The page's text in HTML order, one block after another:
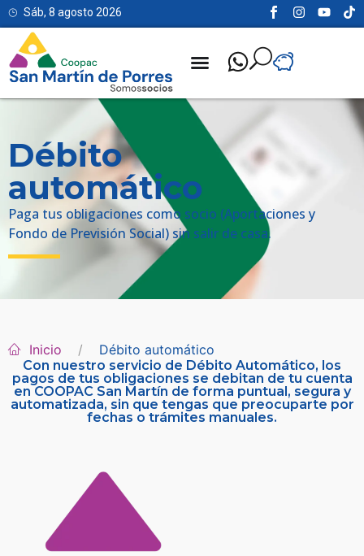
Sáb, 8 agosto 2026
Débito
automático
Paga tus obligaciones como socio (Aportaciones y
Fondo de Previsión Social) sin salir de casa.
Inicio Débito automático
Con nuestro servicio de Débito Automático, los
pagos de tus obligaciones se debitan de tu cuenta
en COOPAC San Martín de forma puntual, segura y
automatizada, sin que tengas que preocuparte por
fechas o trámites manuales.